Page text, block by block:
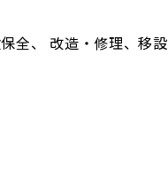
全、 改造・修理、移設